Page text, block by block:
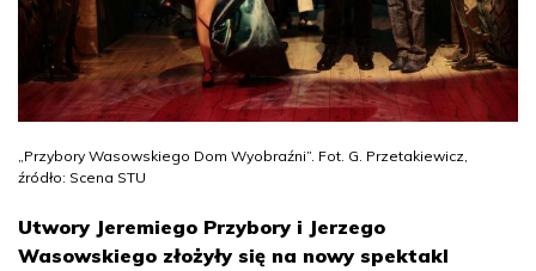
„Przybory Wasowskiego Dom Wyobraźni”. Fot. G. Przetakiewicz,
źródło: Scena STU
Utwory Jeremiego Przybory i Jerzego
Wasowskiego złożyły się na nowy spektakl